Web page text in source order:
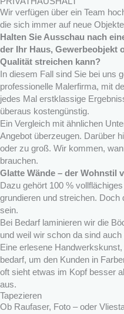
Wir verfügen über ein Team
die sich immer auf neue
Halten Sie Ausschau nach
der Ihr Haus, Gewerbeobjekt
Qualität streichen kann?
In diesem Fall sind Sie bei uns
professionelle Malerfirma, mit
jedes Mal erstklassige
überaus kostengünstig.
Ein Vergleich mit ähnlichen
Angebot überzeugen. Darüber
oder zu groß. Wir kommen,
brauchen.
Glatte Wände – der Wohnstil
Dazu gehört 100 %
grundieren und streichen.
sein.
Bei Bedarf laminieren wir die
und weil wir schon da sind
Eine erlesene
bedarf, um den Kunden in
oft sieht etwas im Kopf besser
aus.
Tapezieren
Ob Raufaser, Foto – oder